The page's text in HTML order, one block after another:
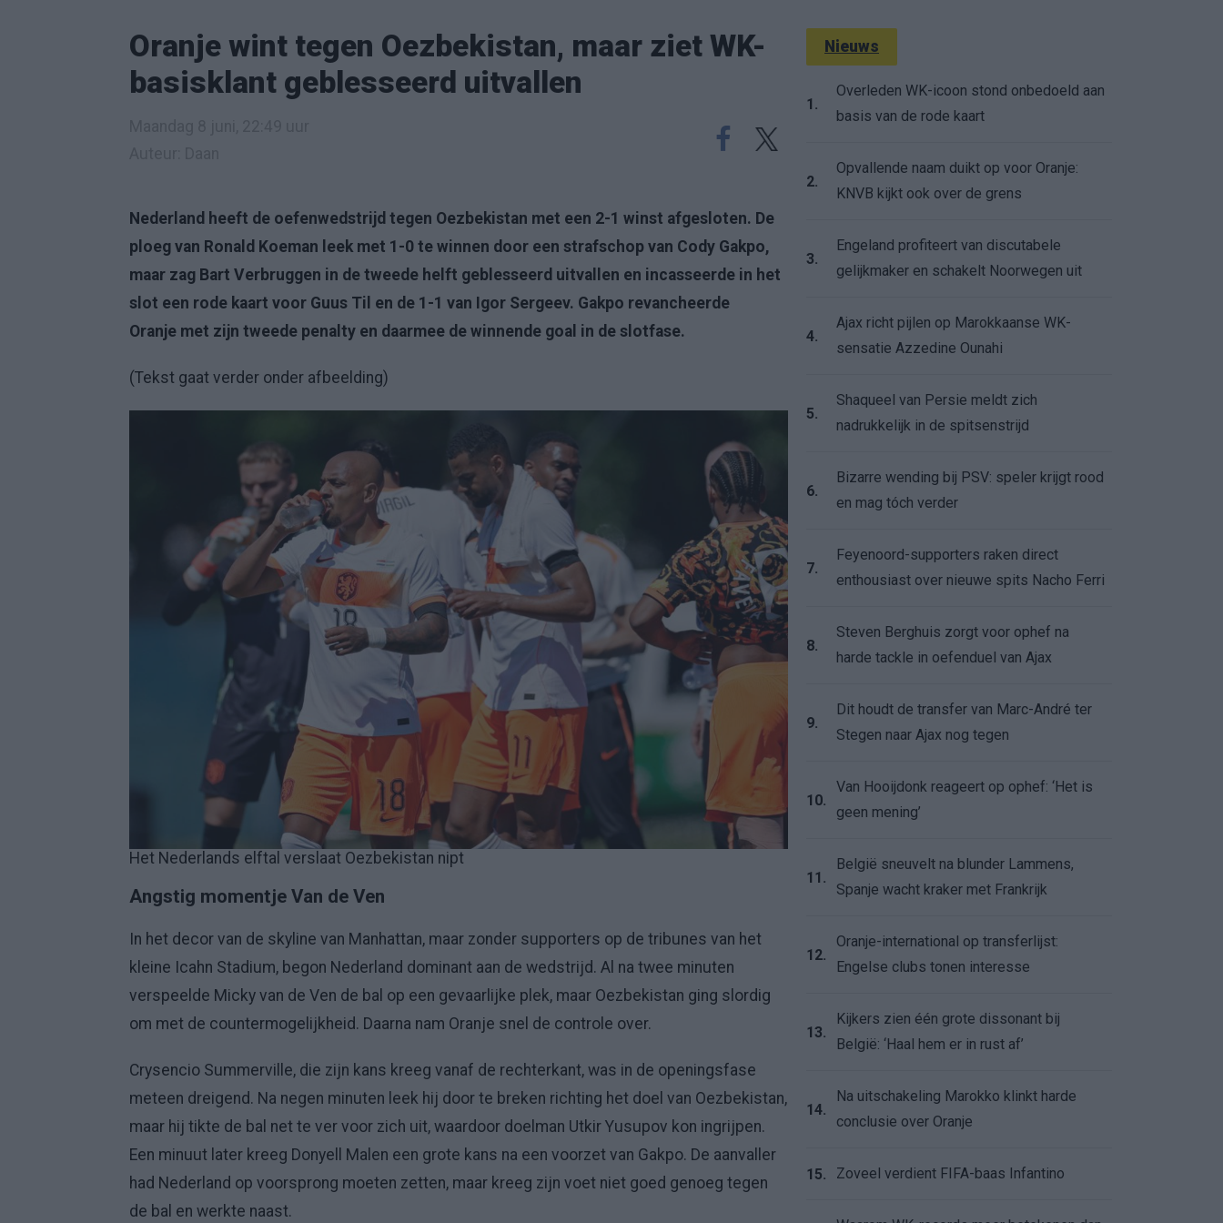
Oranje wint tegen Oezbekistan, maar ziet WK-
basisklant geblesseerd uitvallen
Nederland heeft de oefenwedstrijd tegen Oezbekistan met een 2-1 winst afgesloten. De
ploeg van Ronald Koeman leek met 1-0 te winnen door een strafschop van Cody Gakpo,
maar zag Bart Verbruggen in de tweede helft geblesseerd uitvallen en incasseerde in het
slot een rode kaart voor Guus Til en de 1-1 van Igor Sergeev. Gakpo revancheerde
Oranje met zijn tweede penalty en daarmee de winnende goal in de slotfase.
(Tekst gaat verder onder afbeelding)
Het Nederlands elftal verslaat Oezbekistan nipt
Angstig momentje Van de Ven
In het decor van de skyline van Manhattan, maar zonder supporters op de tribunes van het
kleine Icahn Stadium, begon Nederland dominant aan de wedstrijd. Al na twee minuten
verspeelde Micky van de Ven de bal op een gevaarlijke plek, maar Oezbekistan ging slordig
om met de countermogelijkheid. Daarna nam Oranje snel de controle over.
Crysencio Summerville, die zijn kans kreeg vanaf de rechterkant, was in de openingsfase
meteen dreigend. Na negen minuten leek hij door te breken richting het doel van Oezbekistan,
maar hij tikte de bal net te ver voor zich uit, waardoor doelman Utkir Yusupov kon ingrijpen.
Een minuut later kreeg Donyell Malen een grote kans na een voorzet van Gakpo. De aanvaller
had Nederland op voorsprong moeten zetten, maar kreeg zijn voet niet goed genoeg tegen
de bal en werkte naast.
Nieuws
1.
Overleden WK-icoon stond onbedoeld aan
basis van de rode kaart
2.
Opvallende naam duikt op voor Oranje:
KNVB kijkt ook over de grens
3.
Engeland profiteert van discutabele
gelijkmaker en schakelt Noorwegen uit
4.
Ajax richt pijlen op Marokkaanse WK-
sensatie Azzedine Ounahi
5.
Shaqueel van Persie meldt zich
nadrukkelijk in de spitsenstrijd
6.
Bizarre wending bij PSV: speler krijgt rood
en mag tóch verder
7.
Feyenoord-supporters raken direct
enthousiast over nieuwe spits Nacho Ferri
8.
Steven Berghuis zorgt voor ophef na
harde tackle in oefenduel van Ajax
9.
Dit houdt de transfer van Marc-André ter
Stegen naar Ajax nog tegen
10.
Van Hooijdonk reageert op ophef: ‘Het is
geen mening’
11.
België sneuvelt na blunder Lammens,
Spanje wacht kraker met Frankrijk
12.
Oranje-international op transferlijst:
Engelse clubs tonen interesse
13.
Kijkers zien één grote dissonant bij
België: ‘Haal hem er in rust af’
14.
Na uitschakeling Marokko klinkt harde
conclusie over Oranje
15. Zoveel verdient FIFA-baas Infantino